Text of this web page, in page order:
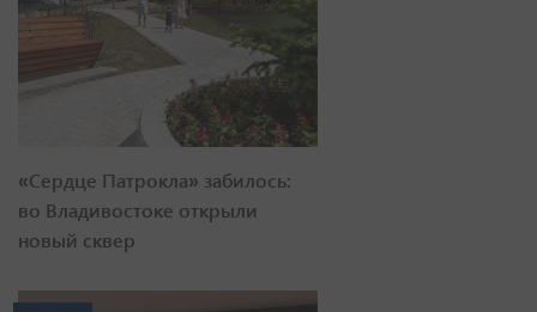
«Сердце Патрокла» забилось:
во Владивостоке открыли
новый сквер